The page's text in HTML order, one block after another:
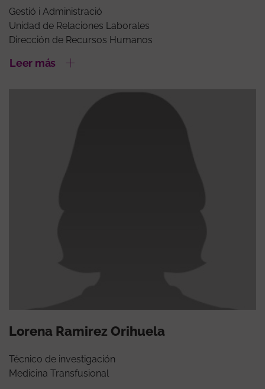
Gestió i Administració
Unidad de Relaciones Laborales
Dirección de Recursos Humanos
Leer más
Lorena Ramirez Orihuela
Técnico de investigación
Medicina Transfusional